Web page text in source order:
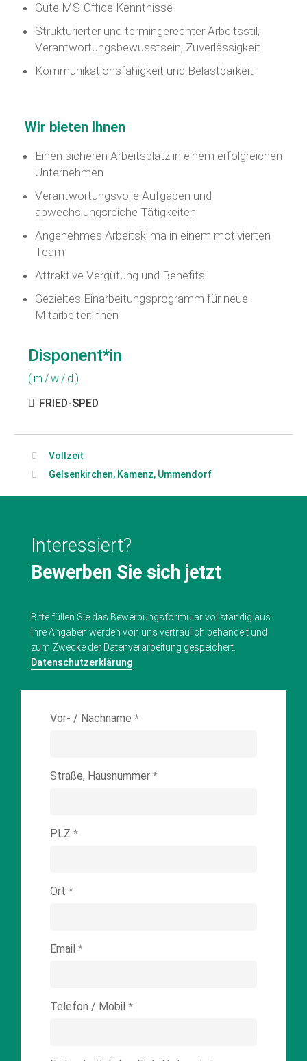
Gute MS-Office Kenntnisse
Strukturierter und termingerechter Arbeitsstil,
Verantwortungsbewusstsein, Zuverlässigkeit
Kommunikationsfähigkeit und Belastbarkeit
Wir bieten Ihnen
Einen sicheren Arbeitsplatz in einem erfolgreichen
Unternehmen
Verantwortungsvolle Aufgaben und
abwechslungsreiche Tätigkeiten
Angenehmes Arbeitsklima in einem motivierten
Team
Attraktive Vergütung und Benefits
Gezieltes Einarbeitungsprogramm für neue
Mitarbeiter:innen
Disponent*in
FRIED-SPED
Vollzeit
Gelsenkirchen, Kamenz, Ummendorf
Bewerben Sie sich jetzt
Bitte füllen Sie das Bewerbungsformular vollständig aus.
Ihre Angaben werden von uns vertraulich behandelt und
zum Zwecke der Datenverarbeitung gespeichert.
Datenschutzerklärung
Vor- / Nachname *
Straße, Hausnummer *
PLZ *
Ort *
Email *
Telefon / Mobil *